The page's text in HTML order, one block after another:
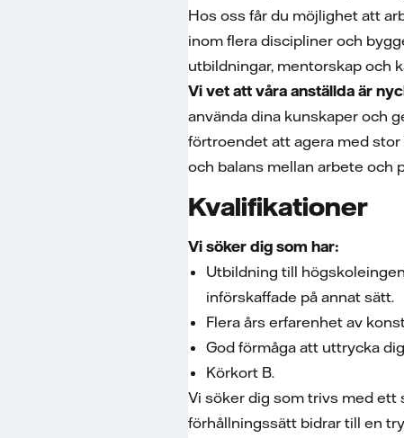
Hos oss får du möjlighet att
inom flera discipliner och
utbildningar, mentorskap och
Vi vet att våra anställda är
använda dina kunskaper och
förtroendet att agera med
och balans mellan arbete och
Kvalifikationer
Vi söker dig som har:
Utbildning till
införskaffade på annat sätt.
Flera års erfarenhet av
God förmåga att uttrycka
Körkort B.
Vi söker dig som trivs med ett
förhållningssätt bidrar till en